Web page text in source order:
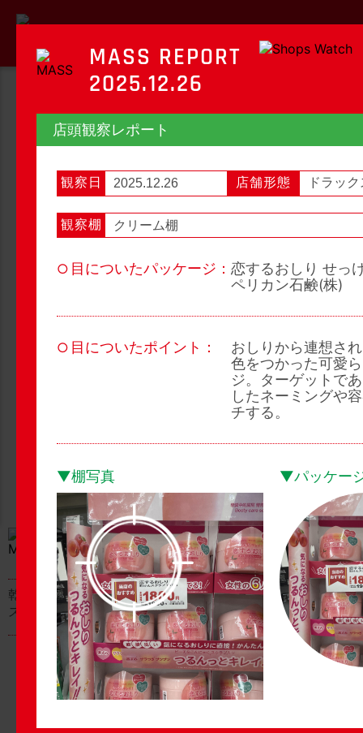
MASS REPORT
マスレポート
OTC新商品レポート 店頭観察レポート
OTC新商品レポート 店頭観察
... 23 次
Shops Watch
2026.04.04▶▶
乾燥さん 保湿力UVミ
スト / BCL カンパニー
Shops Watch
2026.04.03 ▶▶
衣料用洗剤 大人のさら
さ / P&Gジャパン合同
会社
MASS REPORT
2025.12.26
店頭観察レポート
観察日 2025.12.26 店舗形態 ドラッ
観察棚 クリーム棚
○ 目についたパッケージ： 恋するおしり せっ
ペリカン石鹸(株)
○ 目についたポイント：
おしりから連想さ
色をつかった可愛
ジ。ターゲットで
したネーミングや
チする。
▼棚写真 ▼パッケー